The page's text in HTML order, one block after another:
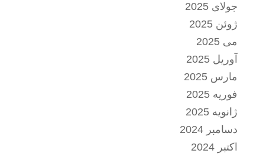
جولای 2025
ژوئن 2025
می 2025
آوریل 2025
مارس 2025
فوریه 2025
ژانویه 2025
دسامبر 2024
اکتبر 2024